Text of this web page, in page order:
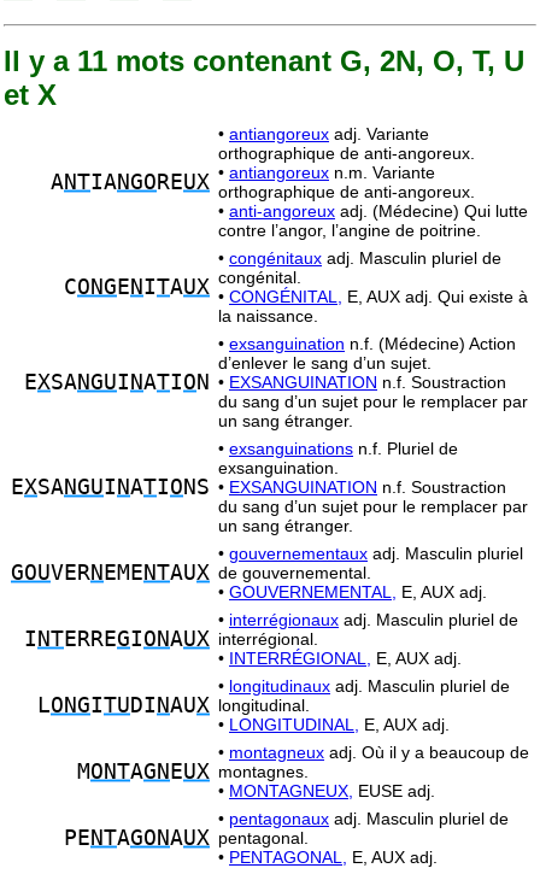
Il y a 11 mots contenant G, 2N, O, T, U
et X
ANTIANGO REUX
• antiangoreux adj. Variante
orthographique de anti-angoreux.
• antiangoreux n.m. Variante
orthographique de anti-angoreux.
• anti-angoreux adj. (Médecine) Qui lutte
contre l’angor, l’angine de poitrine.
CONG E N ITAUX
• congénitaux adj. Masculin pluriel de
congénital.
• CONGÉNITAL,
E, AUX adj. Qui existe à
la naissance.
EXSANGUI NATIO N
• exsanguination n.f. (Médecine) Action
d’enlever le sang d’un sujet.
• EXSANGUINATION n.f. Soustraction
du sang d’un sujet pour le remplacer par
un sang étranger.
EXSANGUI NATIO NS
• exsanguinations n.f. Pluriel de
exsanguination.
• EXSANGUINATION n.f. Soustraction
du sang d’un sujet pour le remplacer par
un sang étranger.
GOUVERN EME NTAUX
• gouvernementaux adj. Masculin pluriel
de gouvernemental.
• GOUVERNEMENTAL, E, AUX adj.
I NTERREGIONAUX
• interrégionaux adj. Masculin pluriel de
interrégional.
• INTERRÉGIONAL, E, AUX adj.
LONGITU DI NAUX
• longitudinaux adj. Masculin pluriel de
longitudinal.
• LONGITUDINAL, E, AUX adj.
MONTAGN EUX
• montagneux adj. Où il y a beaucoup de
montagnes.
• MONTAGNEUX, EUSE adj.
PE NTAGONAUX
• pentagonaux adj. Masculin pluriel de
pentagonal.
• PENTAGONAL, E, AUX adj.